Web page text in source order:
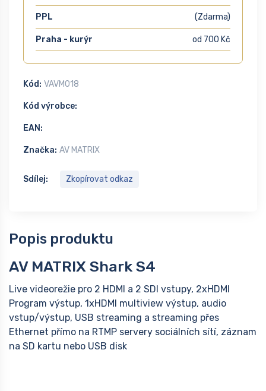
PPL (Zdarma)
Praha - kurýr od 700 Kč
Kód: VAVM018
Kód výrobce:
EAN:
Značka: AV MATRIX
Sdílej: Zkopírovat odkaz
Popis produktu
AV MATRIX Shark S4
Live videorežie pro 2 HDMI a 2 SDI vstupy, 2xHDMI
Program výstup, 1xHDMI multiview výstup, audio
vstup/výstup, USB streaming a streaming přes
Ethernet přímo na RTMP servery sociálních sítí, záznam
na SD kartu nebo USB disk